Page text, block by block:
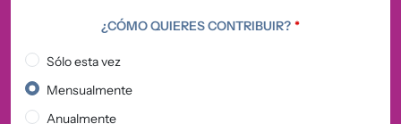
¿CÓMO QUIERES CONTRIBUIR? *
Sólo esta vez
Mensualmente
Anualmente